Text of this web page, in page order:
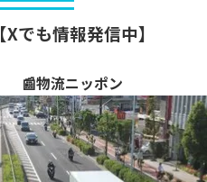
【Xでも情報発信中】
📰物流ニッポン